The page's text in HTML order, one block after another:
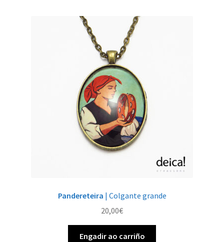
Pandereteira | Colgante grande
20,00€
Engadir ao carriño